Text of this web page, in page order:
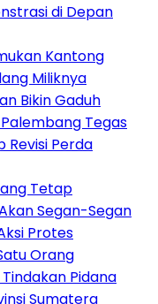
di Depan
Kantong
Miliknya
Bikin Gaduh
Tegas
Revisi Perda
Tetap
Segan-Segan
Protes
Orang
Pidana
Sumatera